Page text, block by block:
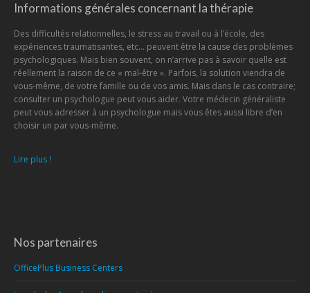
Informations générales concernant la thérapie
Des difficultés relationnelles, le stress au travail ou à l’école, des
expériences traumatisantes, etc… peuvent être la cause des problèmes
psychologiques. Mais bien souvent, on n’arrive pas à savoir quelle est
réellement la raison de ce « mal-être ». Parfois, la solution viendra de
vous-même, de votre famille ou de vos amis. Mais dans le cas contraire;
consulter un psychologue peut vous aider. Votre médecin généraliste
peut vous adresser à un psychologue mais vous êtes aussi libre d’en
choisir un par vous-même.
Lire plus !
Nos partenaires
OfficePlus Business Centers